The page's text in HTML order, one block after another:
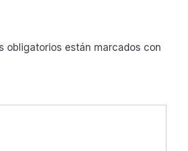
obligatorios están marcados con